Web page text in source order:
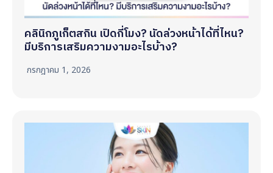
คลินิกภูเก็ตสกิน เปิดกี่โมง? นัดล่วงหน้าได้ที่ไหน?
มีบริการเสริมความงามอะไรบ้าง?
กรกฎาคม 1, 2026